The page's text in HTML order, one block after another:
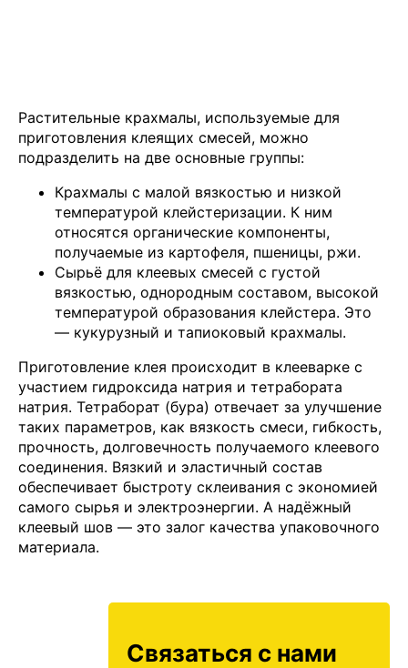
Растительные крахмалы, используемые для
приготовления клеящих смесей, можно
подразделить на две основные группы:
Крахмалы с малой вязкостью и низкой
температурой клейстеризации. К ним
относятся органические компоненты,
получаемые из картофеля, пшеницы, ржи.
Сырьё для клеевых смесей с густой
вязкостью, однородным составом, высокой
температурой образования клейстера. Это
— кукурузный и тапиоковый крахмалы.
Приготовление клея происходит в клееварке с
участием гидроксида натрия и тетрабората
натрия. Тетраборат (бура) отвечает за улучшение
таких параметров, как вязкость смеси, гибкость,
прочность, долговечность получаемого клеевого
соединения. Вязкий и эластичный состав
обеспечивает быстроту склеивания с экономией
самого сырья и электроэнергии. А надёжный
клеевый шов — это залог качества упаковочного
материала.
Связаться с нами